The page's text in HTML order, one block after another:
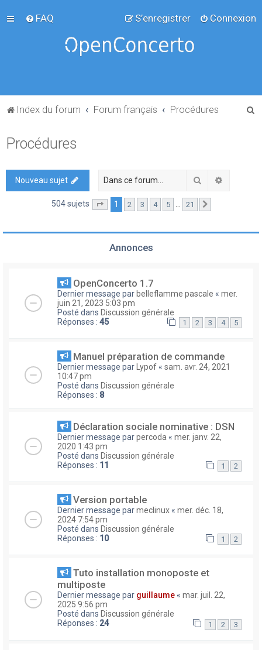
FAQ Connexion
S’enregistrer
Index du forum Forum français Procédures
Procédures
Nouveau sujet Rechercher
504 sujets Page sur21
1 2 3 4 5 … 21
Annonces
OpenConcerto 1.7
Dernier message par belleflamme pascale « mer.
juin 21, 2023 5:03 pm
Posté dans Discussion générale
Réponses : 45 1 2 3 4 5
Manuel préparation de commande
Dernier message par Lypof « sam. avr. 24, 2021
10:47 pm
Posté dans Discussion générale
Réponses : 8
Déclaration sociale nominative : DSN
Dernier message parpercoda « mer. janv. 22,
2020 1:43 pm
Posté dans Discussion générale
Réponses : 11 1 2
Version portable
Dernier message parmeclinux « mer. déc. 18,
2024 7:54 pm
Posté dans Discussion générale
Réponses : 10 1 2
Tuto installation monoposte et
multiposte
Dernier message par guillaume « mar. juil. 22,
2025 9:56 pm
Posté dans Discussion générale
Réponses : 24 1 2 3